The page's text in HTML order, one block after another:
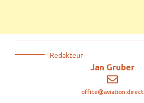
Redakteur
Jan Gruber
office@aviation.direct